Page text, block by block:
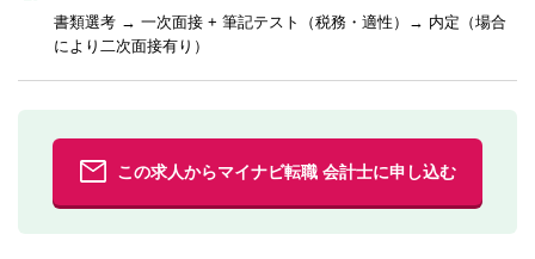
書類選考 → 一次面接 + 筆記テスト（税務・適性）→ 内定（場合
により二次面接有り）
この求人からマイナビ転職 会計士に申し込む